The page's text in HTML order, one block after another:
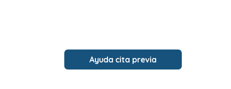
Ayuda cita previa